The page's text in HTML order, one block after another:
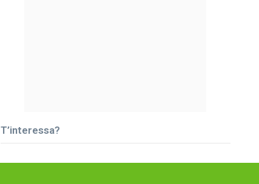
T’interessa?